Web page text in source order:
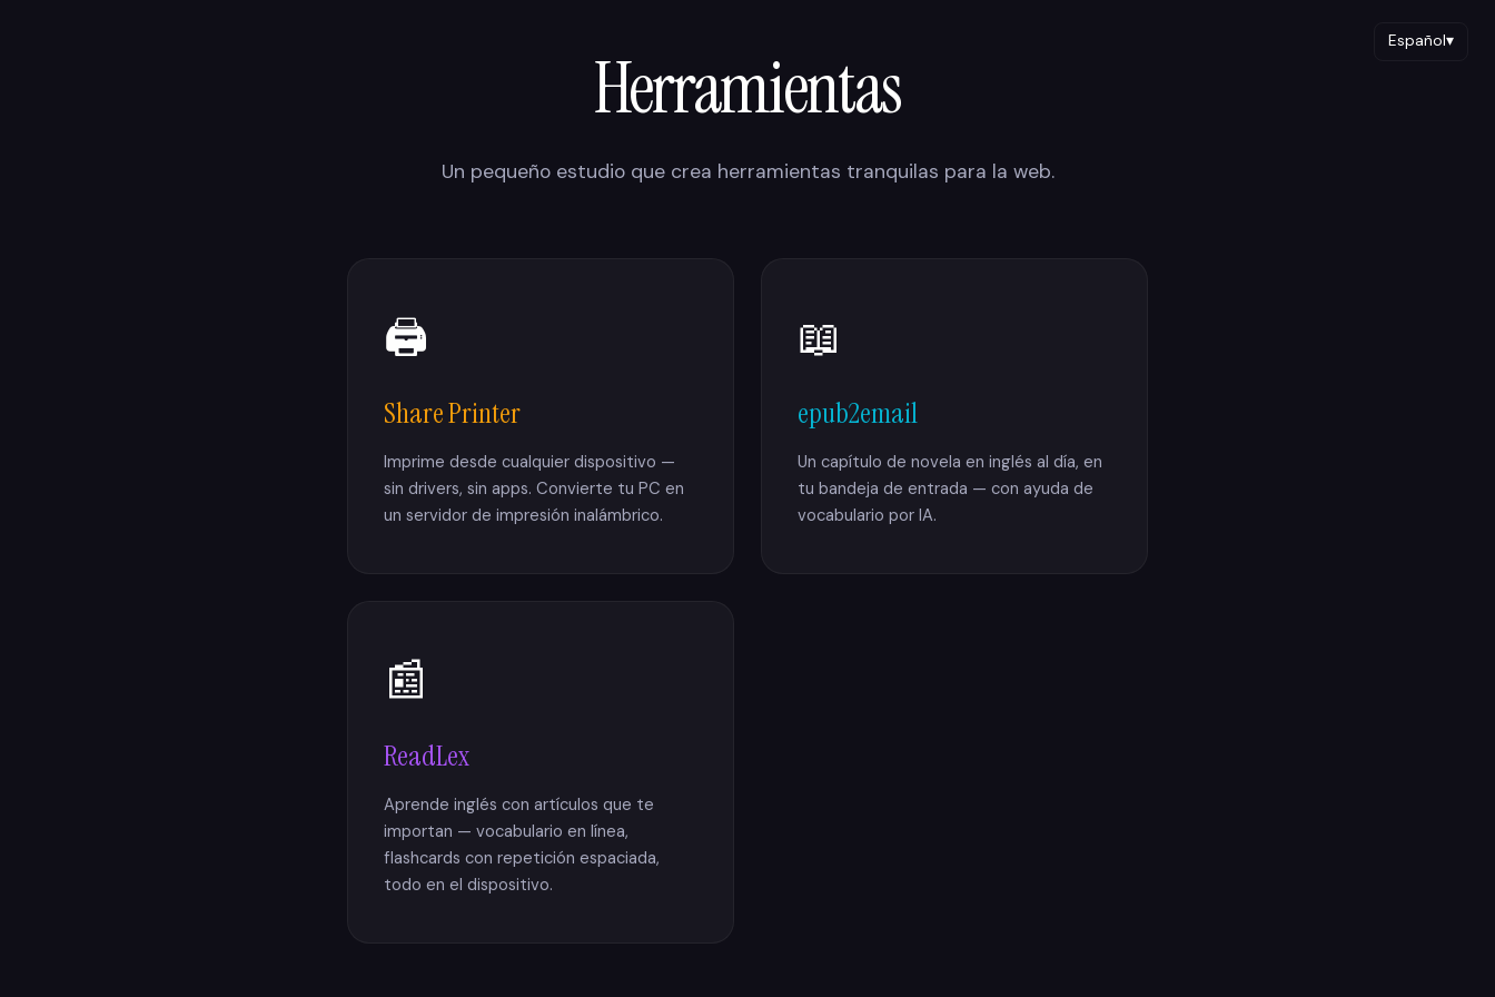
Español▾
Herramientas
Un pequeño estudio que crea herramientas tranquilas para la web.
🖨
Share Printer
Imprime desde cualquier dispositivo —
sin drivers, sin apps. Convierte tu PC en
un servidor de impresión inalámbrico.
📖
epub2email
Un capítulo de novela en inglés al día, en
tu bandeja de entrada — con ayuda de
vocabulario por IA.
📰
ReadLex
Aprende inglés con artículos que te
importan — vocabulario en línea,
flashcards con repetición espaciada,
todo en el dispositivo.